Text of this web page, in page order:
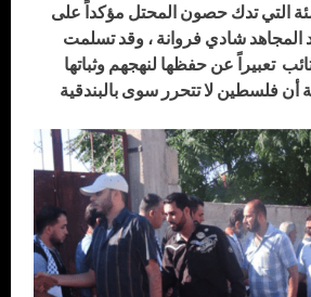
التي تدك حصون المحتل مؤكداً على
المجاهد شادي فروانة ، وقد تسلمت
تعبيراً عن حفظها لنهجهم وثباتها